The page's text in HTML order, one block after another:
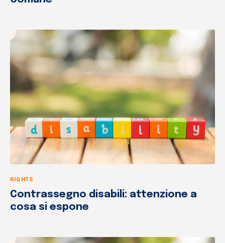
RIGHTS
Contrassegno disabili: attenzione a
cosa si espone